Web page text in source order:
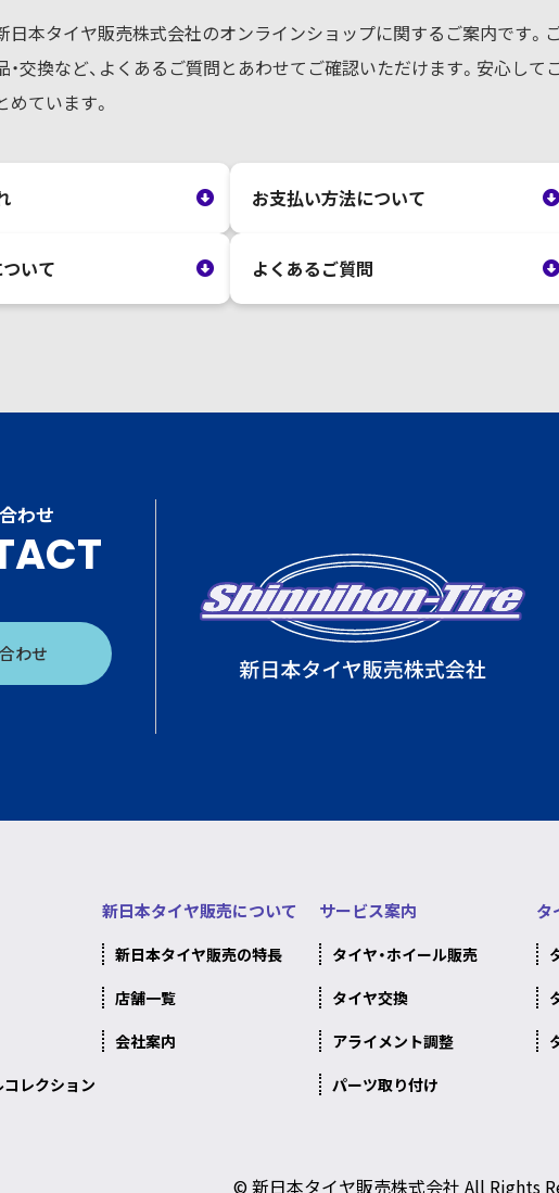
日本タイヤ販売株式会社のオンラインショップに関するご案内です。
・交換など、よくあるご質問とあわせてご確認いただけます。安心して
めています。
お支払い方法について
いて よくあるご質問
わせ
わせ
レクション
新日本タイヤ販売について
新日本タイヤ販売の特長
店舗一覧
会社案内
サービス案内
タイヤ・ホイール販売
タイヤ交換
アライメント調整
パーツ取り付け
タ
© 新日本タイヤ販売株式会社 All Rights